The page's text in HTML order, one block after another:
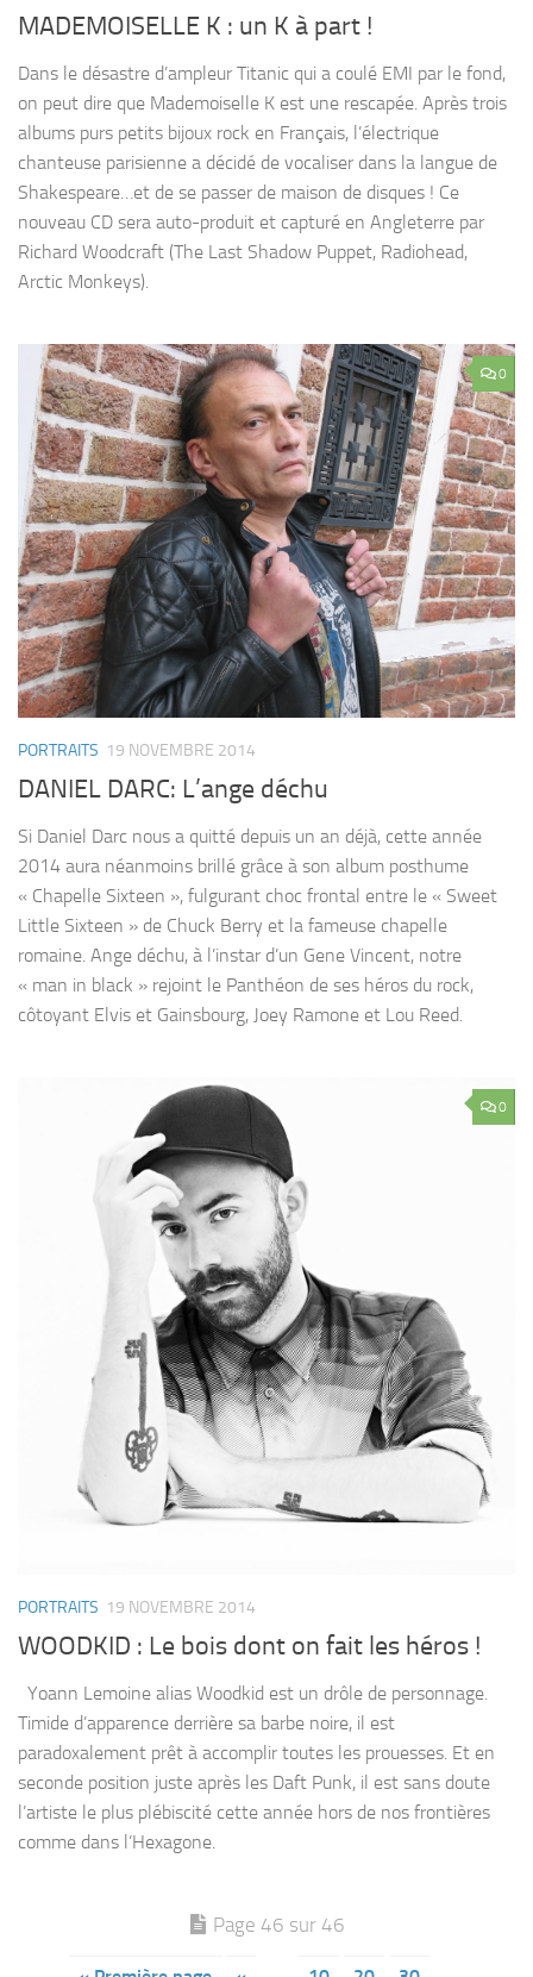
MADEMOISELLE K : un K à part !
Dans le désastre d’ampleur Titanic qui a coulé EMI par le fond,
on peut dire que Mademoiselle K est une rescapée. Après trois
albums purs petits bijoux rock en Français, l’électrique
chanteuse parisienne a décidé de vocaliser dans la langue de
Shakespeare…et de se passer de maison de disques ! Ce
nouveau CD sera auto-produit et capturé en Angleterre par
Richard Woodcraft (The Last Shadow Puppet, Radiohead,
Arctic Monkeys).
0
PORTRAITS 19 NOVEMBRE 2014
DANIEL DARC: L’ange déchu
Si Daniel Darc nous a quitté depuis un an déjà, cette année
2014 aura néanmoins brillé grâce à son album posthume
« Chapelle Sixteen », fulgurant choc frontal entre le « Sweet
Little Sixteen » de Chuck Berry et la fameuse chapelle
romaine. Ange déchu, à l’instar d’un Gene Vincent, notre
« man in black » rejoint le Panthéon de ses héros du rock,
côtoyant Elvis et Gainsbourg, Joey Ramone et Lou Reed.
0
PORTRAITS 19 NOVEMBRE 2014
WOODKID : Le bois dont on fait les héros !
Yoann Lemoine alias Woodkid est un drôle de personnage.
Timide d’apparence derrière sa barbe noire, il est
paradoxalement prêt à accomplir toutes les prouesses. Et en
seconde position juste après les Daft Punk, il est sans doute
l’artiste le plus plébiscité cette année hors de nos frontières
comme dans l’Hexagone.
Page 46 sur 46